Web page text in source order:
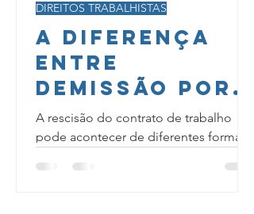
A Diferença
Entre
Demissão por
Justa Causa e
Sem Justa
Causa.
A rescisão do contrato de trabalho
pode acontecer de diferentes formas,
distintas para o trabalhador....
DIREITOS TRABALHISTAS